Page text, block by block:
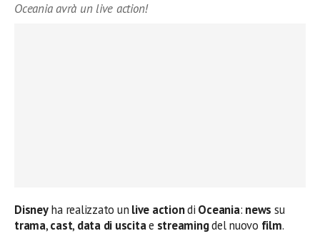
Oceania avrà un live action!
Disneyha realizzato un live actiondi Oceania: news su
trama,cast, data di uscitae streamingdel nuovo film.